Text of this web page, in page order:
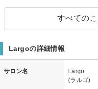
すべての
Largoの詳細情報
サロン名
Largo
(ラルゴ)